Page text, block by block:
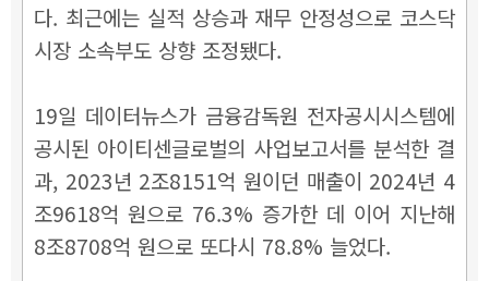
다. 최근에는 실적 상승과 재무 안정성으로 코스닥
시장 소속부도 상향 조정됐다.
19일 데이터뉴스가 금융감독원 전자공시시스템에
공시된 아이티센글로벌의 사업보고서를 분석한 결
과, 2023년 2조8151억 원이던 매출이 2024년 4
조9618억 원으로 76.3% 증가한 데 이어 지난해
8조8708억 원으로 또다시 78.8% 늘었다.